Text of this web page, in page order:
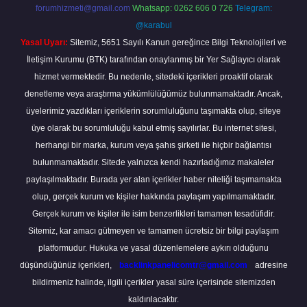
forumhizmeti@gmail.com Whatsapp: 0262 606 0 726 Telegram:
@karabul
Yasal Uyarı: Sitemiz, 5651 Sayılı Kanun gereğince Bilgi Teknolojileri ve
İletişim Kurumu (BTK) tarafından onaylanmış bir Yer Sağlayıcı olarak
hizmet vermektedir. Bu nedenle, sitedeki içerikleri proaktif olarak
denetleme veya araştırma yükümlülüğümüz bulunmamaktadır. Ancak,
üyelerimiz yazdıkları içeriklerin sorumluluğunu taşımakta olup, siteye
üye olarak bu sorumluluğu kabul etmiş sayılırlar. Bu internet sitesi,
herhangi bir marka, kurum veya şahıs şirketi ile hiçbir bağlantısı
bulunmamaktadır. Sitede yalnızca kendi hazırladığımız makaleler
paylaşılmaktadır. Burada yer alan içerikler haber niteliği taşımamakta
olup, gerçek kurum ve kişiler hakkında paylaşım yapılmamaktadır.
Gerçek kurum ve kişiler ile isim benzerlikleri tamamen tesadüfidir.
Sitemiz, kar amacı gütmeyen ve tamamen ücretsiz bir bilgi paylaşım
platformudur. Hukuka ve yasal düzenlemelere aykırı olduğunu
düşündüğünüz içerikleri,
backlinkpanelicomtr@gmail.com
adresine
bildirmeniz halinde, ilgili içerikler yasal süre içerisinde sitemizden
kaldırılacaktır.